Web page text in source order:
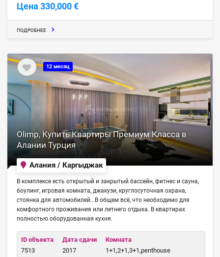
Цена 330,000 €
ПОДРОБНЕЕ
12 месяц
Olimp, Купить Квартиры Премиум Класса в
Алании Турция
Алания / Каргыджак
В комплексе есть открытый и закрытый бассейн, фитнес и сауна,
боулинг, игровая комната, джакузи, круглосуточная охрана,
стоянка для автомобилей...В общем всё, что необходимо для
комфортного проживания или летнего отдыха. В квартирах
полностью оборудованная кухня.
ID объекта
7513
Дата сдачи
2017
Комната
1+1,2+1,3+1,penthouse